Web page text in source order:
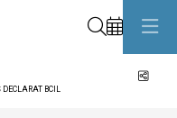
BCIL